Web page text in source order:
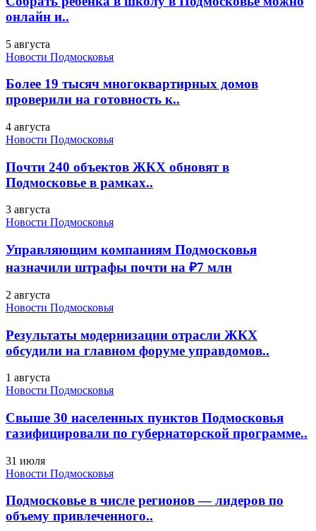
онлайн и..
5 августа
Новости Подмосковья
Более 19 тысяч многоквартирных домов
проверили на готовность к..
4 августа
Новости Подмосковья
Почти 240 объектов ЖКХ обновят в
Подмосковье в рамках..
3 августа
Новости Подмосковья
Управляющим компаниям Подмосковья
назначили штрафы почти на ₽7 млн
2 августа
Новости Подмосковья
Результаты модернизации отрасли ЖКХ
обсудили на главном форуме управдомов..
1 августа
Новости Подмосковья
Свыше 30 населенных пунктов Подмосковья
газифицировали по губернаторской программе..
31 июля
Новости Подмосковья
Подмосковье в числе регионов — лидеров по
объему привлеченного..